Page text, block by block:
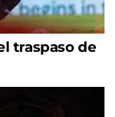
traspaso de